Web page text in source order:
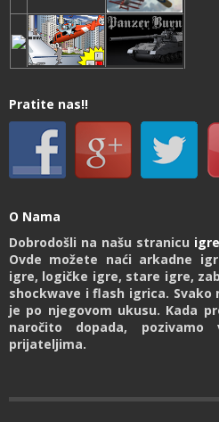
Pratite nas!!
O Nama
Dobrodošli na našu stranicu
Ovde možete naći arkadne
igre, logičke igre, stare igre,
shockwave i flash igrica. Svako
je po njegovom ukusu. Kada
naročito dopada,
prijateljima.